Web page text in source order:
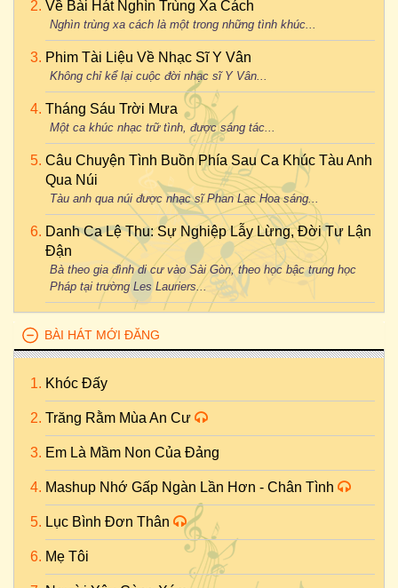
Về Bài Hát Nghìn Trùng Xa Cách
Nghìn trùng xa cách là một trong những tình khúc...
Phim Tài Liệu Về Nhạc Sĩ Y Vân
Không chỉ kể lại cuộc đời nhạc sĩ Y Vân...
Tháng Sáu Trời Mưa
Một ca khúc nhạc trữ tình, được sáng tác...
Câu Chuyện Tình Buồn Phía Sau Ca Khúc Tàu Anh
Qua Núi
Tàu anh qua núi được nhạc sĩ Phan Lạc Hoa sáng...
Danh Ca Lệ Thu: Sự Nghiệp Lẫy Lừng, Đời Tư Lận
Đận
Bà theo gia đình di cư vào Sài Gòn, theo học bậc trung học
Pháp tại trường Les Lauriers...
BÀI HÁT MỚI ĐĂNG
Khóc Đấy
Trăng Rằm Mùa An Cư
Em Là Mầm Non Của Đảng
Mashup Nhớ Gấp Ngàn Lần Hơn - Chân Tình
Lục Bình Đơn Thân
Mẹ Tôi